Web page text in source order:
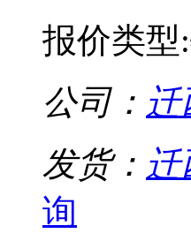
报价类型
公司： 迁
发货：
询